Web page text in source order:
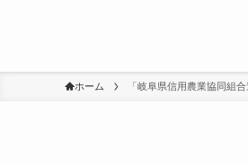
ホーム 「岐阜県信用農業協同組